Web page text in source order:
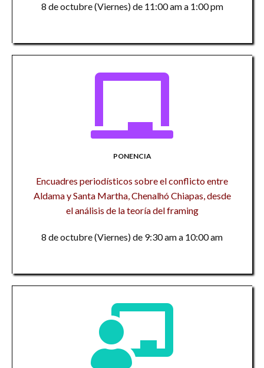
8 de octubre (Viernes) de 11:00 am a 1:00 pm
PONENCIA
Encuadres periodísticos sobre el conflicto entre
Aldama y Santa Martha, Chenalhó Chiapas, desde
el análisis de la teoría del framing
8 de octubre (Viernes) de 9:30 am a 10:00 am